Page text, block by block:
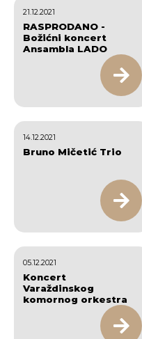
RASPRODANO -
Božićni koncert
Ansambla LADO
21.12.2021
Bruno Mičetić Trio
14.12.2021
Koncert
Varaždinskog
komornog orkestra
05.12.2021